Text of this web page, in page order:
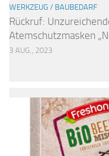
WERKZEUG / BAUBEDARF
Rückruf:
Atemschutzmasken
3 AUG., 2023